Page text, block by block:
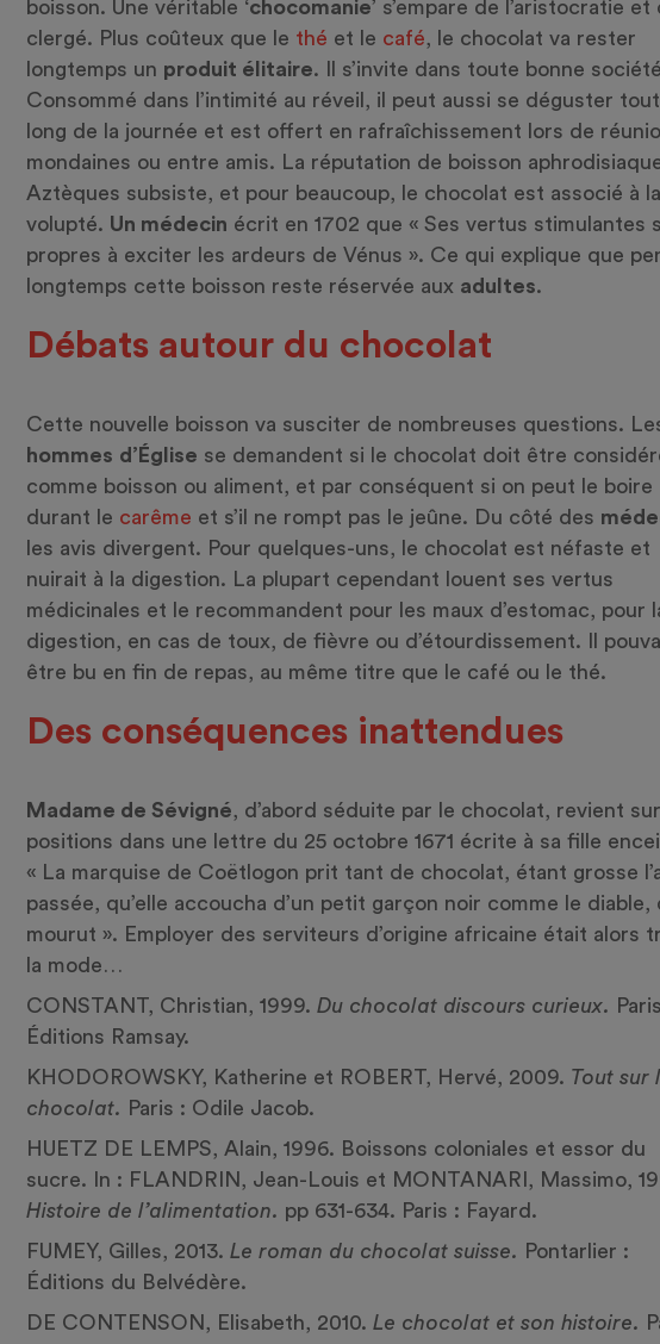
boisson. Une véritable ‘chocomanie’ s’empare de l’aristocratie et
clergé. Plus coûteux que le thé et le café , le chocolat va rester
longtemps un produit élitaire. Il s’invite dans toute bonne
Consommé dans l’intimité au réveil, il peut aussi se déguster
long de la journée et est offert en rafraîchissement lors de
mondaines ou entre amis. La réputation de boisson
Aztèques subsiste, et pour beaucoup, le chocolat est associé à la
volupté. Un médecin écrit en 1702 que « Ses vertus stimulantes
propres à exciter les ardeurs de Vénus ». Ce qui explique que
longtemps cette boisson reste réservée aux adultes.
Débats autour du chocolat
Cette nouvelle boisson va susciter de nombreuses questions.
hommes d’Église se demandent si le chocolat doit être
comme boisson ou aliment, et par conséquent si on peut le boire
durant le carême et s’il ne rompt pas le jeûne. Du côté des
les avis divergent. Pour quelques-uns, le chocolat est néfaste et
nuirait à la digestion. La plupart cependant louent ses vertus
médicinales et le recommandent pour les maux d’estomac, pour
digestion, en cas de toux, de fièvre ou d’étourdissement. Il
être bu en fin de repas, au même titre que le café ou le thé.
Des conséquences inattendues
Madame de Sévigné , d’abord séduite par le chocolat, revient
positions dans une lettre du 25 octobre 1671 écrite à sa fille
« La marquise de Coëtlogon prit tant de chocolat, étant grosse
passée, qu’elle accoucha d’un petit garçon noir comme le diable,
mourut ». Employer des serviteurs d’origine africaine était alors
la mode…
CONSTANT, Christian, 1999. Du chocolat discours curieux.
Éditions Ramsay.
KHODOROWSKY, Katherine et ROBERT, Hervé, 2009. Tout sur
chocolat.
Paris : Odile Jacob.
HUETZ DE LEMPS, Alain, 1996. Boissons coloniales et essor du
sucre. In : FLANDRIN, Jean-Louis et MONTANARI, Massimo,
Histoire de l’alimentation. pp 631-634. Paris : Fayard.
FUMEY, Gilles, 2013. Le roman du chocolat suisse.
Pontarlier :
Éditions du Belvédère.
DE CONTENSON, Elisabeth, 2010. Le chocolat et son histoire.